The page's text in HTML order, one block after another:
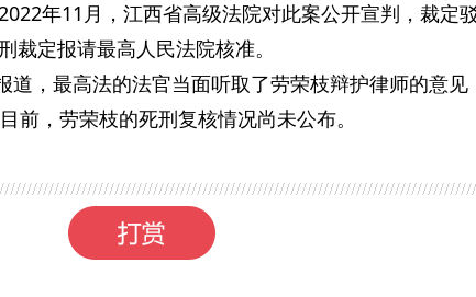
年11月，江西省高级法院对此案公开宣判，裁定
裁定报请最高人民法院核准。
道，最高法的法官当面听取了劳荣枝辩护律师的意见
前，劳荣枝的死刑复核情况尚未公布。